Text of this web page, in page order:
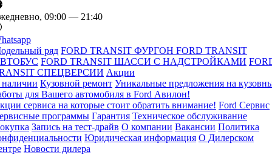
09:00 — 21:40
ряд FORD TRANSIT ФУРГОН FORD TRANSIT
FORD TRANSIT ШАССИ С НАДСТРОЙКАМИ
СПЕЦВЕРСИИ Акции
Кузовной ремонт Уникальные предложения на
для Вашего автомобиля в Ford Авилон!
сервиса на которые стоит обратить внимание! Ford Сервис
программы Гарантия Техническое обслуживание
Запись на тест-драйв О компании Вакансии Политика
Юридическая информация О Дилерском
Новости дилера